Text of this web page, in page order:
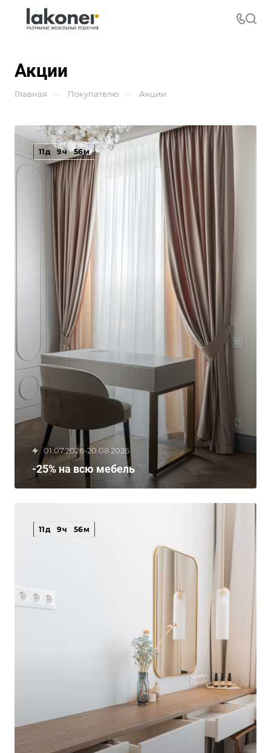
Акции
Главная — Покупателю — Акции
01.07.2026-20.08.2026
-25% на всю мебель
11д 9ч 56м
11д 9ч 56м